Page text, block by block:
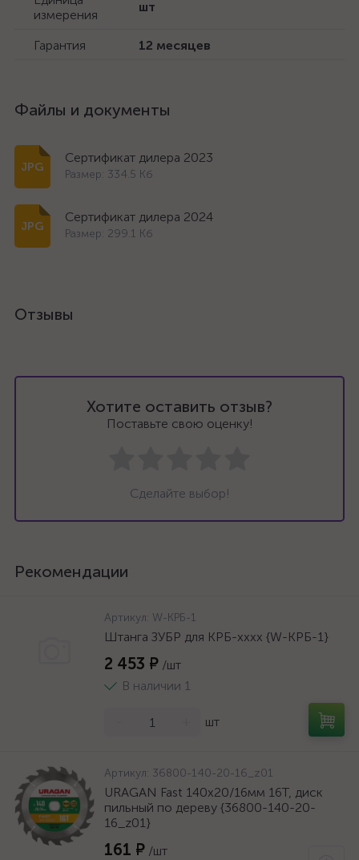
измерения
шт
Гарантия 12 месяцев
Файлы и документы
Сертификат дилера 2023
Размер: 334.5 Кб
Сертификат дилера 2024
Размер: 299.1 Кб
Отзывы
Хотите оставить отзыв?
Поставьте свою оценку!
Сделайте выбор!
Рекомендации
Артикул: W-КРБ-1
Штанга ЗУБР для КРБ-хххх {W-КРБ-1}
2 453 ₽ /шт
В наличии 1
шт
Артикул: 36800-140-20-16_z01
URAGAN Fast 140x20/16мм 16Т, диск
пильный по дереву {36800-140-20-
16_z01}
161 ₽ /шт